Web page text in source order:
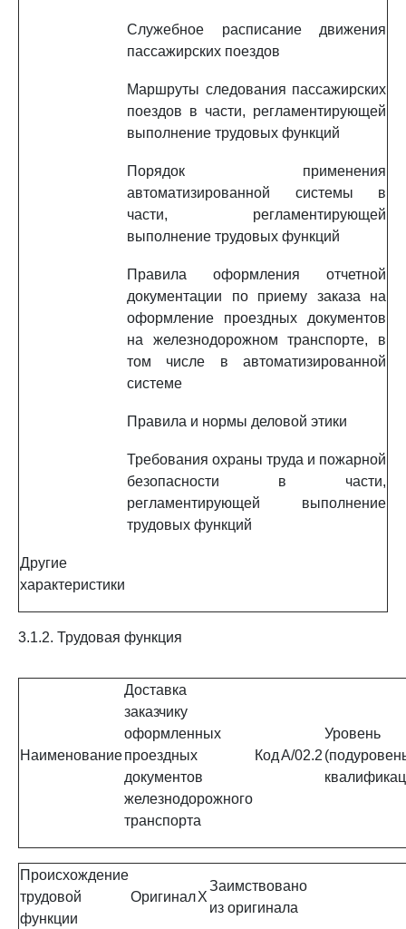
Служебное расписание движения
пассажирских поездов
Маршруты следования пассажирских
поездов в части, регламентирующей
выполнение трудовых функций
Порядок применения
автоматизированной системы в
части, регламентирующей
выполнение трудовых функций
Правила оформления отчетной
документации по приему заказа на
оформление проездных документов
на железнодорожном транспорте, в
том числе в автоматизированной
системе
Правила и нормы деловой этики
Требования охраны труда и пожарной
безопасности в части,
регламентирующей выполнение
трудовых функций
Другие
характеристики
3.1.2. Трудовая функция
Наименование
Доставка
заказчику
оформленных
проездных
документов
железнодорожного
транспорта
КодA/02.2
Уровень
Происхождение
трудовой
функции
ОригиналX
Заимствовано
из оригинала